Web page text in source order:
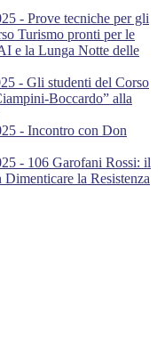
- Prove tecniche per gli
Turismo pronti per le
e la Lunga Notte delle
- Gli studenti del Corso
Boccardo” alla
- Incontro con Don
- 106 Garofani Rossi: il
la Resistenza